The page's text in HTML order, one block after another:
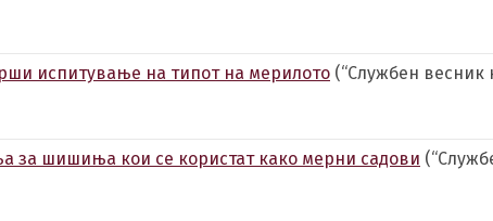
испитување на типот на мерилото (“Службен весник
за шишиња кои се користат како мерни садови